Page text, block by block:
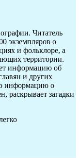
Читатель
экземпляров о
и фольклоре, а
территории.
информацию об
и других
информацию о
раскрывает загадки